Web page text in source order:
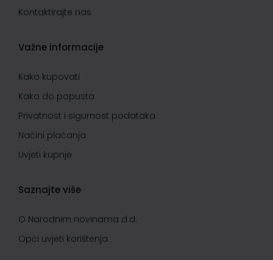
Kontaktirajte nas
Važne informacije
Kako kupovati
Kako do popusta
Privatnost i sigurnost podataka
Načini plaćanja
Uvjeti kupnje
Saznajte više
O Narodnim novinama d.d.
Opći uvjeti korištenja